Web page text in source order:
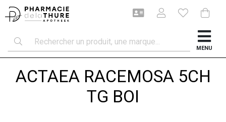
MENU
ACTAEA RACEMOSA 5CH
TG BOI